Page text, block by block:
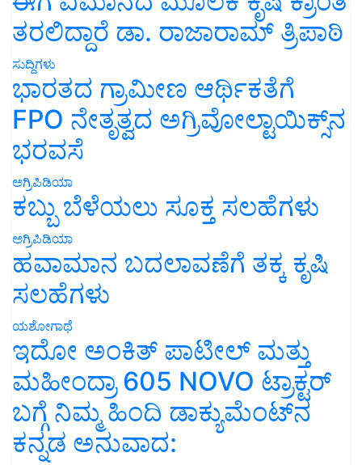
ತರಲಿದ್ದಾರೆ ಡಾ. ರಾಜಾರಾಮ್ ತ್ರಿಪಾಠಿ
ಸುದ್ದಿಗಳು
ಭಾರತದ ಗ್ರಾಮೀಣ ಆರ್ಥಿಕತೆಗೆ
FPO ನೇತೃತ್ವದ ಅಗ್ರಿವೋಲ್ಟಾಯಿಕ್ಸ್‌ನ
ಭರವಸೆ
ಅಗ್ರಿಪಿಡಿಯಾ
ಕಬ್ಬು ಬೆಳೆಯಲು ಸೂಕ್ತ ಸಲಹೆಗಳು
ಅಗ್ರಿಪಿಡಿಯಾ
ಹವಾಮಾನ ಬದಲಾವಣೆಗೆ ತಕ್ಕ ಕೃಷಿ
ಸಲಹೆಗಳು
ಯಶೋಗಾಥೆ
ಇದೋ ಅಂಕಿತ್ ಪಾಟೀಲ್ ಮತ್ತು
ಮಹೀಂದ್ರಾ 605 NOVO ಟ್ರಾಕ್ಟರ್
ಬಗ್ಗೆ ನಿಮ್ಮ ಹಿಂದಿ ಡಾಕ್ಯುಮೆಂಟ್‌ನ
ಕನ್ನಡ ಅನುವಾದ: